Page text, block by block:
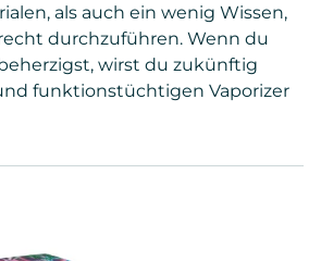
als auch ein wenig Wissen,
durchzuführen. Wenn du
wirst du zukünftig
funktionstüchtigen Vaporizer